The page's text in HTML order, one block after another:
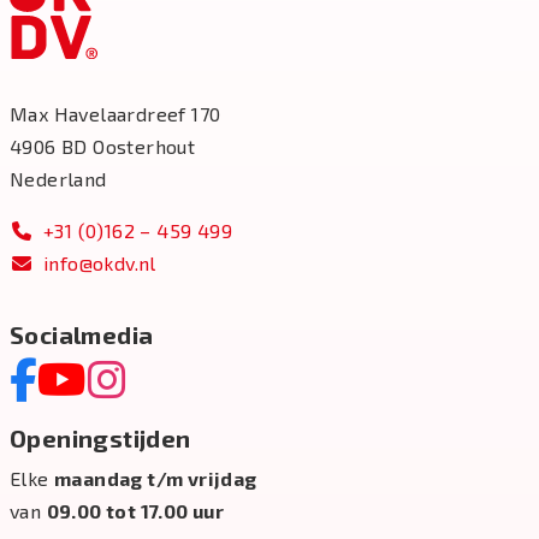
Max Havelaardreef 170
4906 BD Oosterhout
Nederland
+31 (0)162 – 459 499
info@okdv.nl
Socialmedia
Openingstijden
Elke maandag t/m vrijdag
van 09.00 tot 17.00 uur